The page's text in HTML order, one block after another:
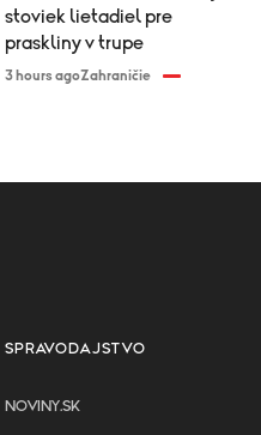
stoviek lietadiel pre
praskliny v trupe
3 hours agoZahraničie
SPRAVODAJSTVO
NOVINY.SK